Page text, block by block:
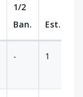
1/2
Ban.
Est.
- 1